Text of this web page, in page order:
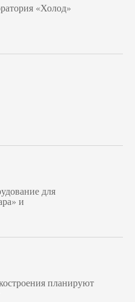
«Холод»
для
и
планируют